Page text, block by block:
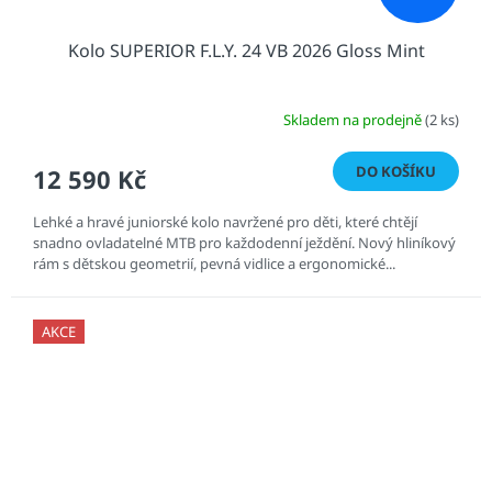
Kolo SUPERIOR F.L.Y. 24 VB 2026 Gloss Mint
Skladem na prodejně(2 ks)
12 590 Kč DO KOŠÍKU
Lehké a hravé juniorské kolo navržené pro děti, které chtějí
snadno ovladatelné MTB pro každodenní ježdění. Nový hliníkový
rám s dětskou geometrií, pevná vidlice a ergonomické...
AKCE